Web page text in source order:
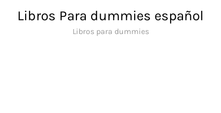
Libros Para dummies español
Libros para dummies